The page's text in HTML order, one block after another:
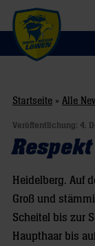
Startseite » Alle
Veröffentlichung: 4.
Heidelberg. Auf
Groß und
Scheitel bis zur
Haupthaar bis